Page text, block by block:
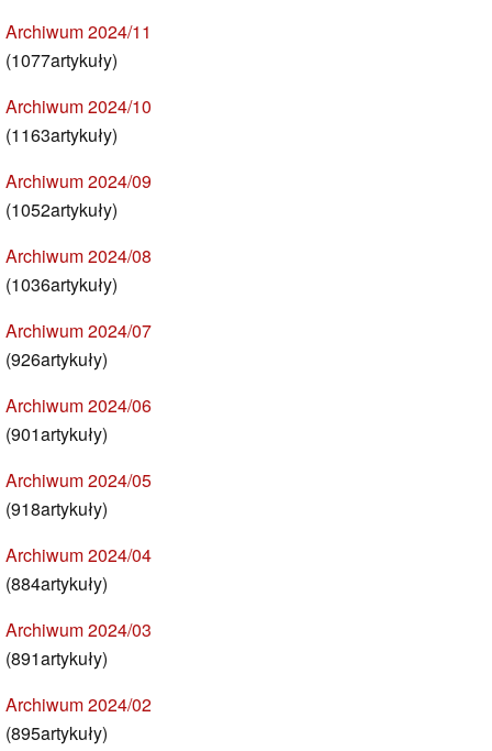
Archiwum 2024/11
(1077artykuły)
Archiwum 2024/10
(1163artykuły)
Archiwum 2024/09
(1052artykuły)
Archiwum 2024/08
(1036artykuły)
Archiwum 2024/07
(926artykuły)
Archiwum 2024/06
(901artykuły)
Archiwum 2024/05
(918artykuły)
Archiwum 2024/04
(884artykuły)
Archiwum 2024/03
(891artykuły)
Archiwum 2024/02
(895artykuły)